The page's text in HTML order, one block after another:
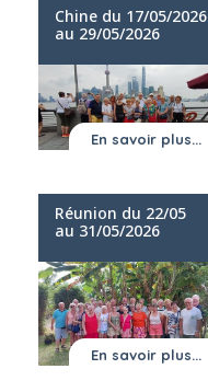
Chine du 17/05/2026
au 29/05/2026
En savoir plus...
Réunion du 22/05
au 31/05/2026
En savoir plus...